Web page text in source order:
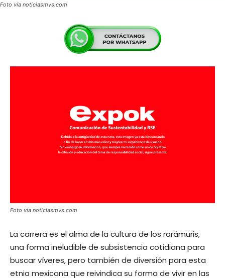
Foto vía noticiasmvs.com
Foto vía noticiasmvs.com
La carrera es el alma de la cultura de los rarámuris,
una forma ineludible de subsistencia cotidiana para
buscar víveres, pero también de diversión para esta
etnia mexicana que reivindica su forma de vivir en las